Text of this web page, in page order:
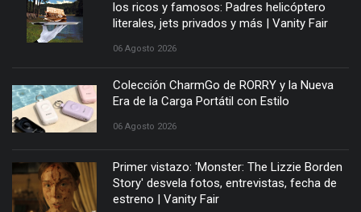
los ricos y famosos: Padres helicóptero
literales, jets privados y más | Vanity Fair
06 Agosto 2026
Colección CharmGo de RORRY y la Nueva
Era de la Carga Portátil con Estilo
06 Agosto 2026
Primer vistazo: 'Monster: The Lizzie Borden
Story' desvela fotos, entrevistas, fecha de
estreno | Vanity Fair